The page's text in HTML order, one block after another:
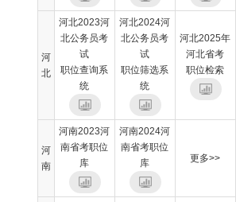
河
北
河北2023河
北公务员考
试
职位查询系
统
河北2024河
北公务员考
试
职位筛选系
统
河北2025年
河北省考
职位检索
河
南
河南2023河
南省考职位
库
河南2024河
南省考职位
库
更多>>